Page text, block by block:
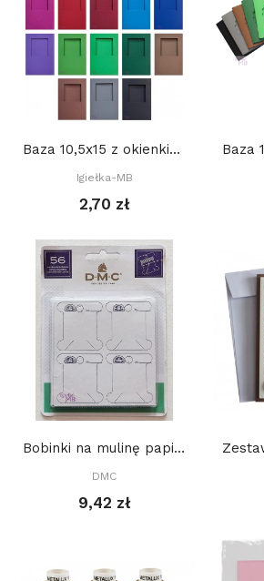
Baza 10,5x15 z okienkiem KWADRAT 6,2 cm,...
Igiełka-MB
2,70 zł
Bobinki na mulinę papierowe, DMC, 56 szt
DMC
9,42 zł